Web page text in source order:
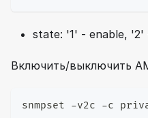
state: '1' - enable, '2'
Включить/выключить
snmpset -v2c -c